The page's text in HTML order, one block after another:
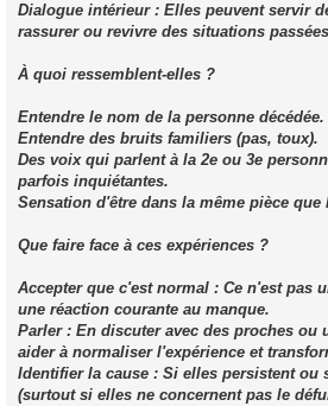
Dialogue intérieur : Elles peuvent servir
rassurer ou revivre des situations
À quoi ressemblent-elles ?
Entendre le nom de la personne décédée.
Entendre des bruits familiers (pas, toux).
Des voix qui parlent à la 2e ou 3e
parfois inquiétantes.
Sensation d'être dans la même pièce que
Que faire face à ces expériences ?
Accepter que c'est normal : Ce n'est pas
une réaction courante au manque.
Parler : En discuter avec des proches ou
aider à normaliser l'expérience et
Identifier la cause : Si elles persistent ou
(surtout si elles ne concernent pas le